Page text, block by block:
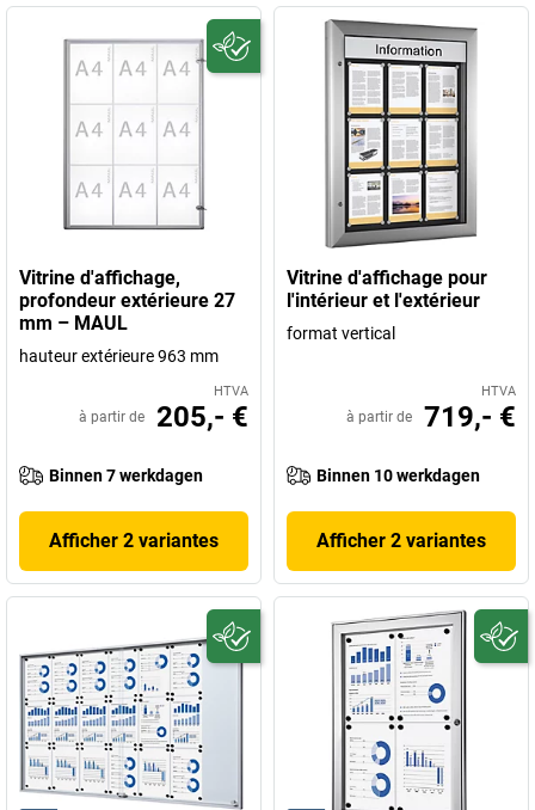
Vitrine d'affichage,
profondeur extérieure 27
mm – MAUL
hauteur extérieure 963 mm
HTVA
à partir de 205,- €
Binnen 7 werkdagen
Afficher 2 variantes
Vitrine d'affichage pour
l'intérieur et l'extérieur
format vertical
HTVA
à partir de 719,- €
Binnen 10 werkdagen
Afficher 2 variantes